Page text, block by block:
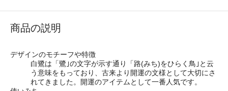
商品の説明
デザインのモチーフや特徴
白鷺は「鷺｣の文字が示す通り「路(みち)をひらく鳥｣と云
う意味をもっており、古来より開運の文様として大切にさ
れてきました。開運のアイテムとして一番人気です。